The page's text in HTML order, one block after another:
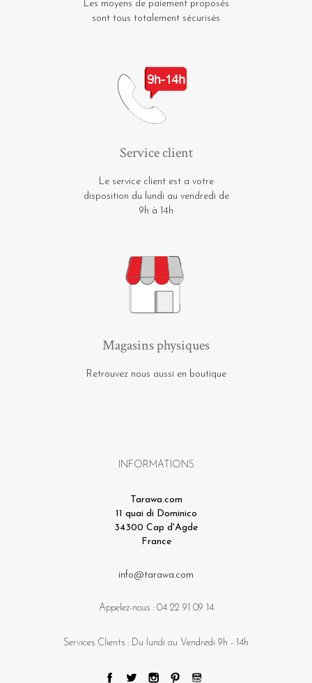
Les moyens de paiement proposés
sont tous totalement sécurisés
Service client
Le service client est a votre
disposition du lundi au vendredi de
9h à 14h
Magasins physiques
Retrouvez nous aussi en boutique
INFORMATIONS
Tarawa.com
11 quai di Dominico
34300 Cap d'Agde
France
info@tarawa.com
Appelez-nous : 04 22 91 09 14
Services Clients : Du lundi au Vendredi 9h - 14h